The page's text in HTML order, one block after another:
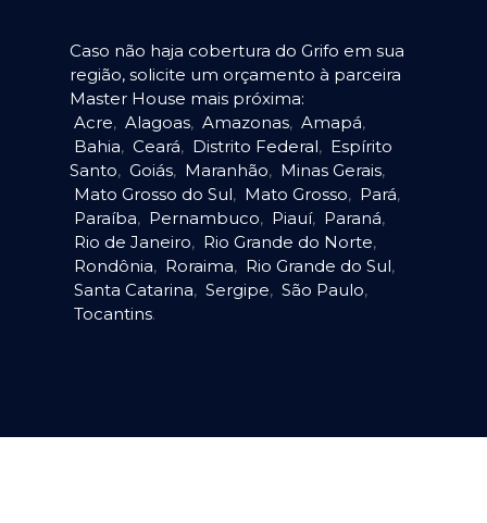
Caso não haja cobertura do Grifo em sua
região, solicite um orçamento à parceira
Master House mais próxima:
Acre, Alagoas, Amazonas, Amapá,
Bahia, Ceará, Distrito Federal, Espírito
Santo, Goiás, Maranhão, Minas Gerais,
Mato Grosso do Sul, Mato Grosso, Pará,
Paraíba, Pernambuco, Piauí, Paraná,
Rio de Janeiro, Rio Grande do Norte,
Rondônia, Roraima, Rio Grande do Sul,
Santa Catarina, Sergipe, São Paulo,
Tocantins.